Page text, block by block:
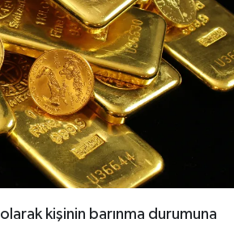
kişinin barınma durumuna